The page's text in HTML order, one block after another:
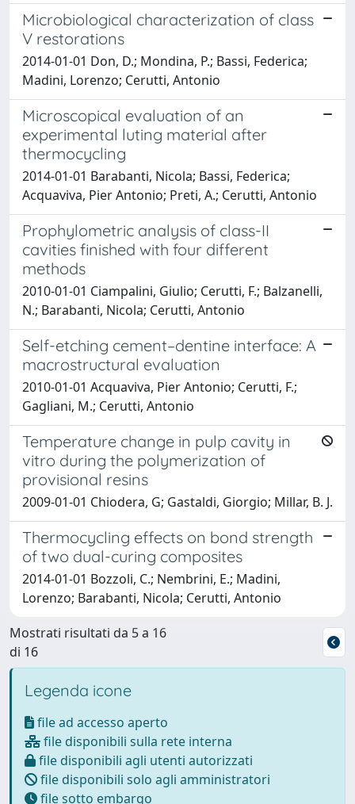
Microbiological characterization of class
V restorations
2014-01-01 Don, D.; Mondina, P.; Bassi, Federica;
Madini, Lorenzo; Cerutti, Antonio
Microscopical evaluation of an
experimental luting material after
thermocycling
2014-01-01 Barabanti, Nicola; Bassi, Federica;
Acquaviva, Pier Antonio; Preti, A.; Cerutti, Antonio
Prophylometric analysis of class-II
cavities finished with four different
methods
2010-01-01 Ciampalini, Giulio; Cerutti, F.; Balzanelli,
N.; Barabanti, Nicola; Cerutti, Antonio
Self-etching cement–dentine interface: A
macrostructural evaluation
2010-01-01 Acquaviva, Pier Antonio; Cerutti, F.;
Gagliani, M.; Cerutti, Antonio
Temperature change in pulp cavity in
vitro during the polymerization of
provisional resins
2009-01-01 Chiodera, G; Gastaldi, Giorgio; Millar, B. J.
Thermocycling effects on bond strength
of two dual-curing composites
2014-01-01 Bozzoli, C.; Nembrini, E.; Madini,
Lorenzo; Barabanti, Nicola; Cerutti, Antonio
Mostrati risultati da 5 a 16
di 16
Legenda icone
file ad accesso aperto
file disponibili sulla rete interna
file disponibili agli utenti autorizzati
file disponibili solo agli amministratori
file sotto embargo